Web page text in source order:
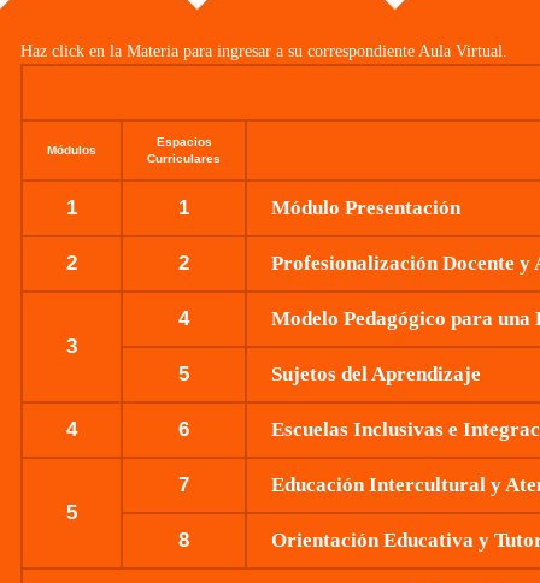
Haz click en la Materia para ingresar a su correspondiente Aula Virtual.
Módulos
Espacios
Curriculares
1 1 Módulo Presentación
2 2 Profesionalización Docente y
3
4 Modelo Pedagógico para una
5 Sujetos del Aprendizaje
4 6 Escuelas Inclusivas e
5
7 Educación Intercultural y
8 Orientación Educativa y